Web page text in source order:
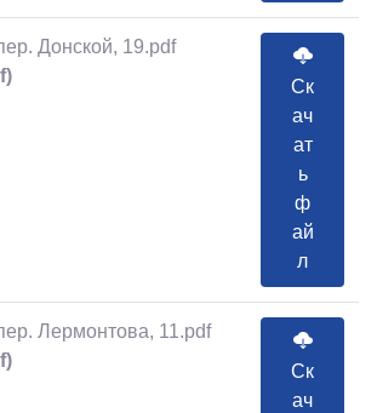
Донской, 19.pdf
Ск
ач
ат
ь
ф
ай
л
Лермонтова, 11.pdf
Ск
ач